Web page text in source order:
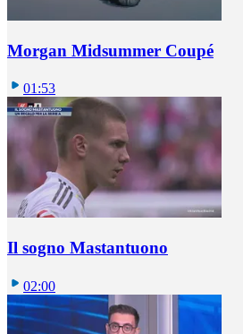
Morgan Midsummer Coupé
01:53
Il sogno Mastantuono
02:00